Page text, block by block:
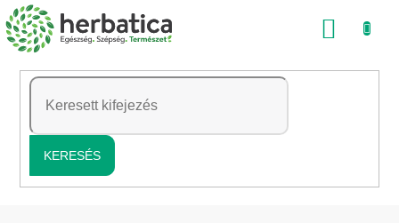
Ugrás
a
tartalomhoz
KERESÉS